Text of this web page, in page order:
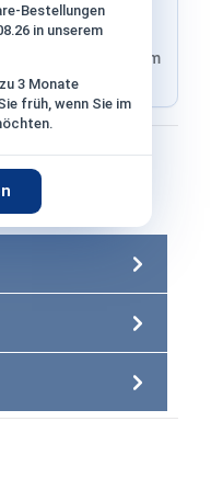
Bestellungen
in unserem
3 Monate
früh, wenn Sie im
im finalen Schritt im
−2% Skonto